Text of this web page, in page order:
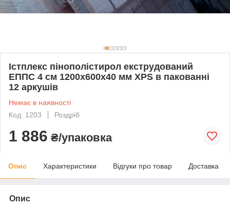
Істплекс пінополістирол екструдований
ЕППС 4 см 1200х600х40 мм XPS в пакованні
12 аркушів
Немає в наявності
Код: 1203
Роздріб
1 886 ₴/упаковка
Опис Характеристики Відгуки про товар Доставка
Опис